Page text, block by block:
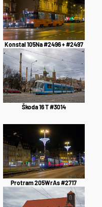
Konstal 105Na #2496 + #2497
Škoda 16 T #3014
Protram 205WrAs #2717